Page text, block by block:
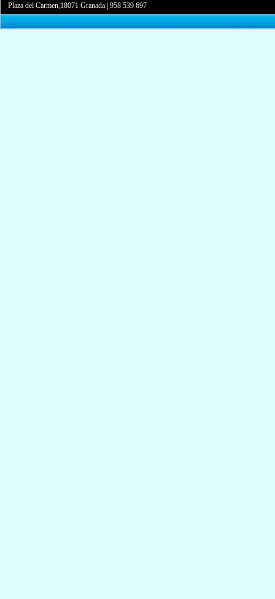
Plaza del Carmen,18071 Granada |958 539 697